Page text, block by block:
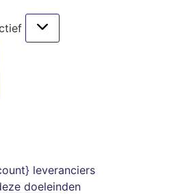
leveranciers
doeleinden